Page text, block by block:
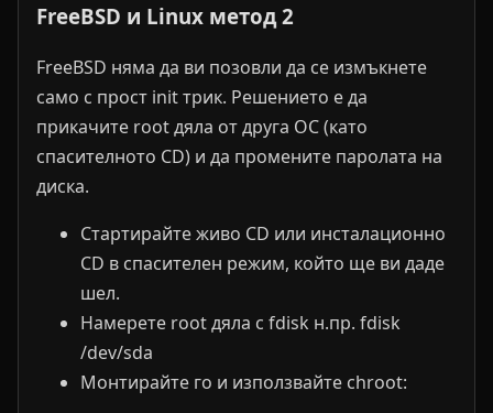
FreeBSD и Linux метод 2
FreeBSD няма да ви позовли да се измъкнете
само с прост init трик. Решението е да
прикачите root дяла от друга ОС (като
спасителното CD) и да промените паролата на
диска.
Стартирайте живо CD или инсталационно
CD в спасителен режим, който ще ви даде
шел.
Намерете root дяла с fdisk н.пр. fdisk
/dev/sda
Монтирайте го и използвайте chroot: